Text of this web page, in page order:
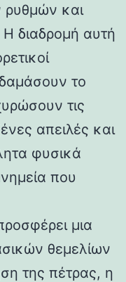
ρυθμών και
διαδρομή αυτή
το
τις
απειλές και
φυσικά
που
μια
θεμελίων
της πέτρας, η